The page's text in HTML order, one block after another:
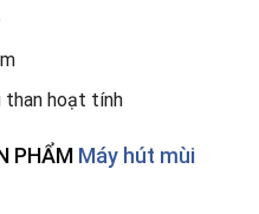
than hoạt tính
PHẨM Máy hút mùi